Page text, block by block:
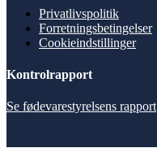
Privatlivspolitik
Forretningsbetingelser
Cookieindstillinger
Kontrolrapport
Se fødevarestyrelsens rapport